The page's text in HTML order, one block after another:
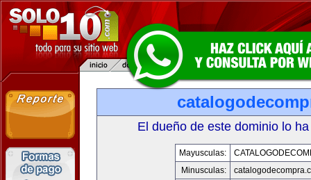
El dueño de este dominio lo
Mayusculas:
Minusculas: